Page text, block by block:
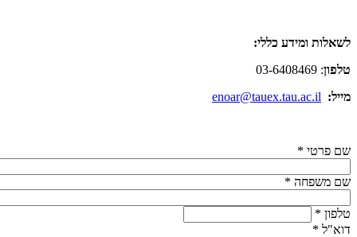
לשאלות ומידע כללי:
טלפון: 03-6408469
מייל: enoar@tauex.tau.ac.il
שם פרטי *
שם משפחה *
טלפון *
דוא"ל *